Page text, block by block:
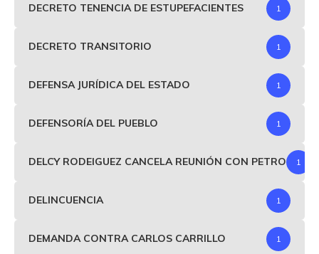
DECRETO TENENCIA DE ESTUPEFACIENTES 1
DECRETO TRANSITORIO 1
DEFENSA JURÍDICA DEL ESTADO 1
DEFENSORÍA DEL PUEBLO 1
DELCY RODEIGUEZ CANCELA REUNIÓN CON PETRO 1
DELINCUENCIA 1
DEMANDA CONTRA CARLOS CARRILLO 1